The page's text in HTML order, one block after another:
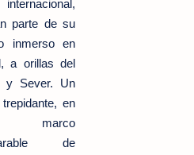
parte de su
inmerso en
a orillas del
y Sever. Un
en
de